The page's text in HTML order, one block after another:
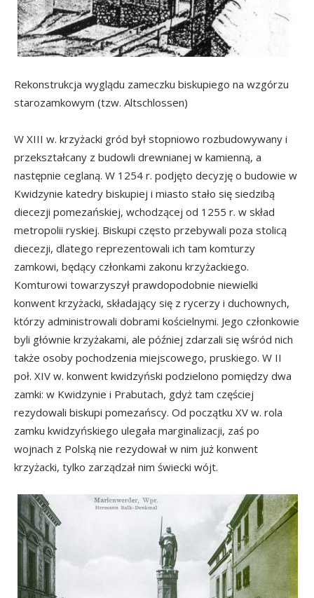
Rekonstrukcja wyglądu zameczku biskupiego na wzgórzu
starozamkowym (tzw. Altschlossen)
W XIII w. krzyżacki gród był stopniowo rozbudowywany i
przekształcany z budowli drewnianej w kamienną, a
następnie ceglaną. W 1254 r. podjęto decyzję o budowie w
Kwidzynie katedry biskupiej i miasto stało się siedzibą
diecezji pomezańskiej, wchodzącej od 1255 r. w skład
metropolii ryskiej. Biskupi często przebywali poza stolicą
diecezji, dlatego reprezentowali ich tam komturzy
zamkowi, będący członkami zakonu krzyżackiego.
Komturowi towarzyszył prawdopodobnie niewielki
konwent krzyżacki, składający się z rycerzy i duchownych,
którzy administrowali dobrami kościelnymi. Jego członkowie
byli głównie krzyżakami, ale później zdarzali się wśród nich
także osoby pochodzenia miejscowego, pruskiego. W II
poł. XIV w. konwent kwidzyński podzielono pomiędzy dwa
zamki: w Kwidzynie i Prabutach, gdyż tam częściej
rezydowali biskupi pomezańscy. Od początku XV w. rola
zamku kwidzyńskiego ulegała marginalizacji, zaś po
wojnach z Polską nie rezydował w nim już konwent
krzyżacki, tylko zarządzał nim świecki wójt.